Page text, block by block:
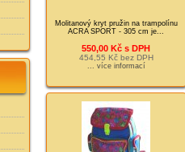
Molitanový kryt pružin na trampolínu
ACRA SPORT - 305 cm je...
550,00 Kč s DPH
454,55 Kč bez DPH
... více informací